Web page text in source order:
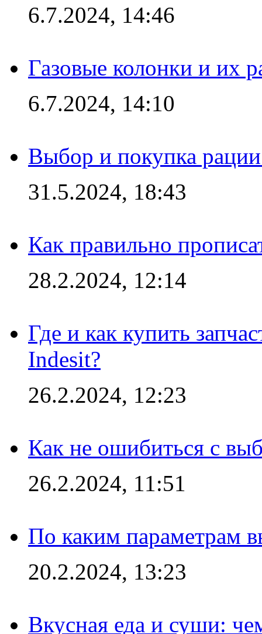
6.7.2024, 14:46
Газовые колонки и их
6.7.2024, 14:10
Выбор и покупка
31.5.2024, 18:43
Как правильно
28.2.2024, 12:14
Где и как купить
Indesit?
26.2.2024, 12:23
Как не ошибиться с
26.2.2024, 11:51
По каким параметрам
20.2.2024, 13:23
Вкусная еда и суши: